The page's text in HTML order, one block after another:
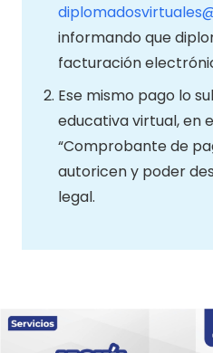
informando que
facturación
Ese mismo pago lo
educativa virtual, en
“Comprobante de
autoricen y poder
legal.